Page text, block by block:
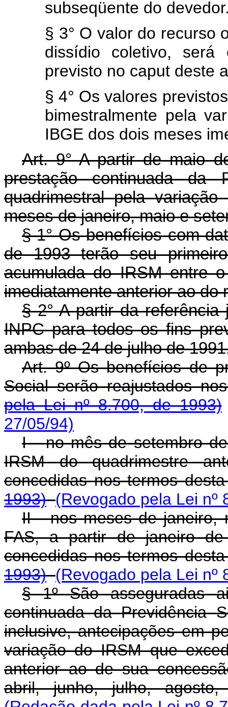
subseqüente do
§ 3° O valor do recurso
dissídio coletivo, será
previsto no caput deste
§ 4° Os valores
bimestralmente pela
IBGE dos dois meses
Art. 9° A partir de maio
prestação continuada da
quadrimestral pela
meses de janeiro, maio e
§ 1° Os benefícios com
de 1993 terão seu
acumulada do IRSM entre
imediatamente anterior ao do
§ 2° A partir da
INPC para todos os fins
ambas de 24 de julho de
Art. 9º Os benefícios de
Social serão reajustados
pela Lei nº 8.700, de 1993)
27/05/94)
I - no mês de setembro
IRSM do quadrimestre
concedidas nos termos
1993) (Revogado pela Lei nº
II - nos meses de janeiro,
FAS, a partir de janeiro de
concedidas nos termos
1993) (Revogado pela Lei nº
§ 1º São asseguradas
continuada da Previdência
inclusive, antecipações em
variação do IRSM que
anterior ao de sua
abril, junho, julho,